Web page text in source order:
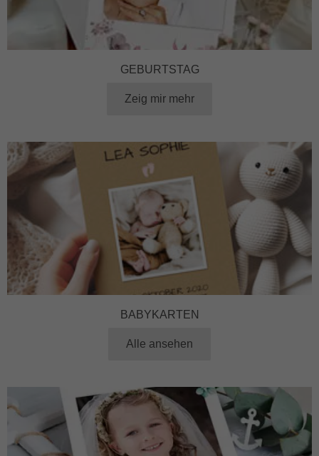
GEBURTSTAG
Zeig mir mehr
BABYKARTEN
Alle ansehen